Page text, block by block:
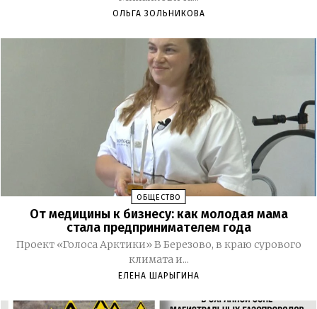
ОЛЬГА ЗОЛЬНИКОВА
ОБЩЕСТВО
От медицины к бизнесу: как молодая мама
стала предпринимателем года
Проект «Голоса Арктики» В Березово, в краю сурового
климата и...
ЕЛЕНА ШАРЫГИНА